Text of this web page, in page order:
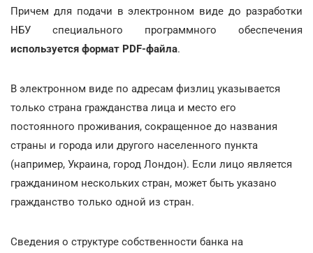
Причем для подачи в электронном виде до разработки
НБУ специального программного обеспечения
используется формат PDF-файла.
В электронном виде по адресам физлиц указывается
только страна гражданства лица и место его
постоянного проживания, сокращенное до названия
страны и города или другого населенного пункта
(например, Украина, город Лондон). Если лицо является
гражданином нескольких стран, может быть указано
гражданство только одной из стран.
Сведения о структуре собственности банка на